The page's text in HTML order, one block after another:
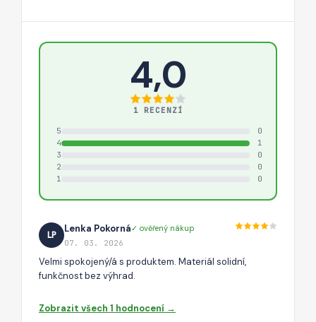
4,0
1 RECENZÍ
5
0
4
1
3
0
2
0
1
0
LP
Lenka Pokorná✓ ověřený nákup
07. 03. 2026
Velmi spokojený/á s produktem. Materiál solidní,
funkčnost bez výhrad.
Zobrazit všech 1 hodnocení →